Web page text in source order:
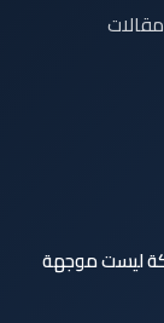
مقالات
مكة ليست موجهة